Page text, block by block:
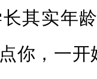
其实年
你，一